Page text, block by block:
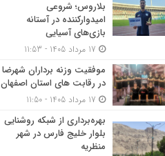
بلاروس؛ شروعی
امیدوارکننده در آستانه
بازی‌های آسیایی
موفقیت وزنه برداران شهرضا
در رقابت های استان اصفهان
بهره‌برداری از شبکه روشنایی
بلوار خلیج فارس در شهر
منظریه